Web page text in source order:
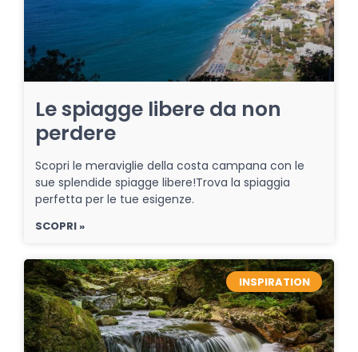
Le spiagge libere da non
perdere
Scopri le meraviglie della costa campana con le
sue splendide spiagge libere!Trova la spiaggia
perfetta per le tue esigenze.
SCOPRI »
INSPIRATION